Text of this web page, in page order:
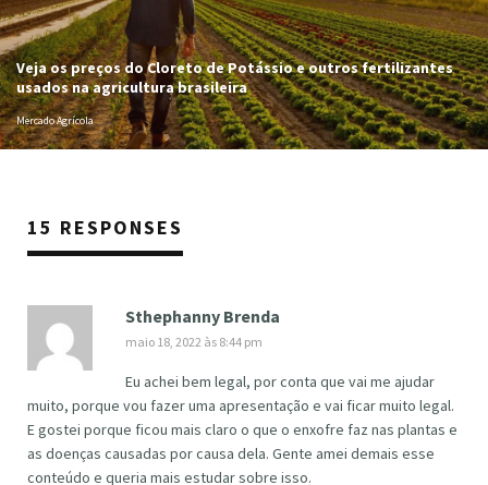
Veja os preços do Cloreto de Potássio e outros fertilizantes
usados na agricultura brasileira
Mercado Agrícola
15 RESPONSES
Sthephanny Brenda
maio 18, 2022 às 8:44 pm
Eu achei bem legal, por conta que vai me ajudar
muito, porque vou fazer uma apresentação e vai ficar muito legal.
E gostei porque ficou mais claro o que o enxofre faz nas plantas e
as doenças causadas por causa dela. Gente amei demais esse
conteúdo e queria mais estudar sobre isso.